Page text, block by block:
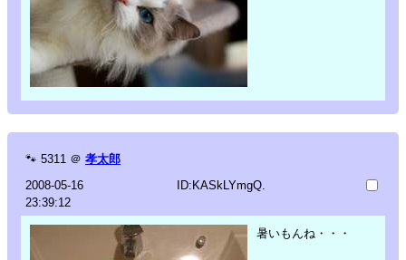
🐾 5311 ＠ 孝太郎
2008-05-16
23:39:12
ID:KASkLYmgQ.
暑いもんね・・・